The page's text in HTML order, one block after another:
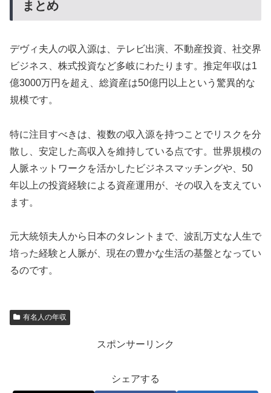
まとめ
デヴィ夫人の収入源は、テレビ出演、不動産投資、社交界
ビジネス、株式投資など多岐にわたります。推定年収は1
億3000万円を超え、総資産は50億円以上という驚異的な
規模です。
特に注目すべきは、複数の収入源を持つことでリスクを分
散し、安定した高収入を維持している点です。世界規模の
人脈ネットワークを活かしたビジネスマッチングや、50
年以上の投資経験による資産運用が、その収入を支えてい
ます。
元大統領夫人から日本のタレントまで、波乱万丈な人生で
培った経験と人脈が、現在の豊かな生活の基盤となってい
るのです。
有名人の年収
スポンサーリンク
シェアする